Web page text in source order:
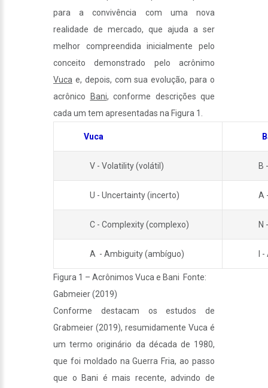
para a convivência com uma nova
realidade de mercado, que ajuda a ser
melhor compreendida inicialmente pelo
conceito demonstrado pelo acrônimo
Vuca e, depois, com sua evolução, para o
acrônico Bani, conforme descrições que
cada um tem apresentadas na Figura 1.
Vuca
V - Volatility (volátil) B
U - Uncertainty (incerto) A
C - Complexity (complexo) N
A - Ambiguity (ambíguo) I -
Figura 1 – Acrônimos Vuca e Bani Fonte:
Gabmeier (2019)
Conforme destacam os estudos de
Grabmeier (2019), resumidamente Vuca é
um termo originário da década de 1980,
que foi moldado na Guerra Fria, ao passo
que o Bani é mais recente, advindo de